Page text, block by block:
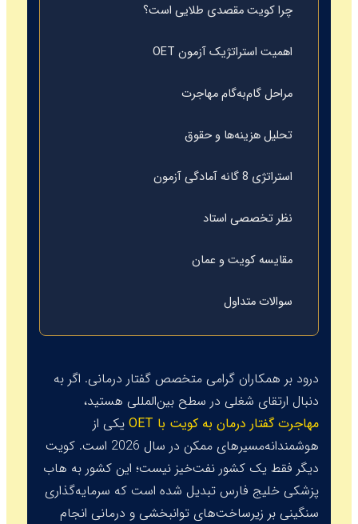
چرا کویت مقصدی طلایی است؟
اهمیت استراتژیک آزمون OET
مراحل گام‌به‌گام مهاجرت
تحلیل هزینه‌ها و حقوق
استراتژی 8 گانه آمادگی آزمون
نظر تخصصی استاد
مقایسه کویت و عمان
سوالات متداول
درود بر همکاران گرامی متخصص گفتار درمانی. اگر به
دنبال ارتقای شغلی در سطح بین‌المللی هستید،
مهاجرت گفتار درمان به کویت با OET
یکی از
هوشمندانه‌مسیرهای ممکن در سال 2026 است. کویت
دیگر فقط یک کشور نفت‌خیز نیست؛ این کشور به هاب
پزشکی خلیج فارس تبدیل شده است که سرمایه‌گذاری
سنگینی بر زیرساخت‌های توانبخشی و درمانی انجام